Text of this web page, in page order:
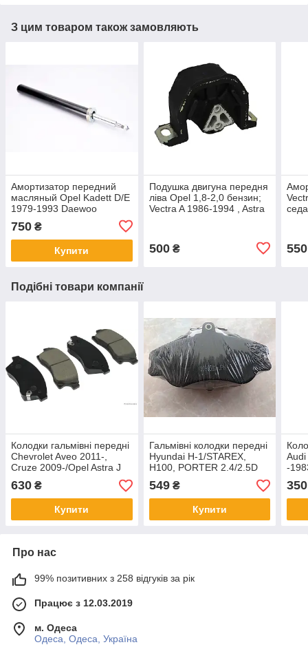
З цим товаром також замовляють
Амортизатор передний
масляный Opel Kadett D/E
1979-1993 Daewoo
750 ₴
Купити
Подушка двигуна передня
ліва Opel 1,8-2,0 бензин;
Vectra A 1986-1994 , Astra
500₴ 550
Подібні товари компанії
Колодки гальмівні передні
Chevrolet Aveo 2011-,
Cruze 2009-/Opel Astra J
2009-
630 ₴
Купити
Гальмівні колодки передні
Hyundai H-1/STAREX,
H100, PORTER 2.4/2.5D
07.1993 - 04.2004
549₴
Купити
-
350
Про нас
99% позитивних з 258 відгуків за рік
Працює з 12.03.2019
м. Одеса
Одеса, Одеса, Україна